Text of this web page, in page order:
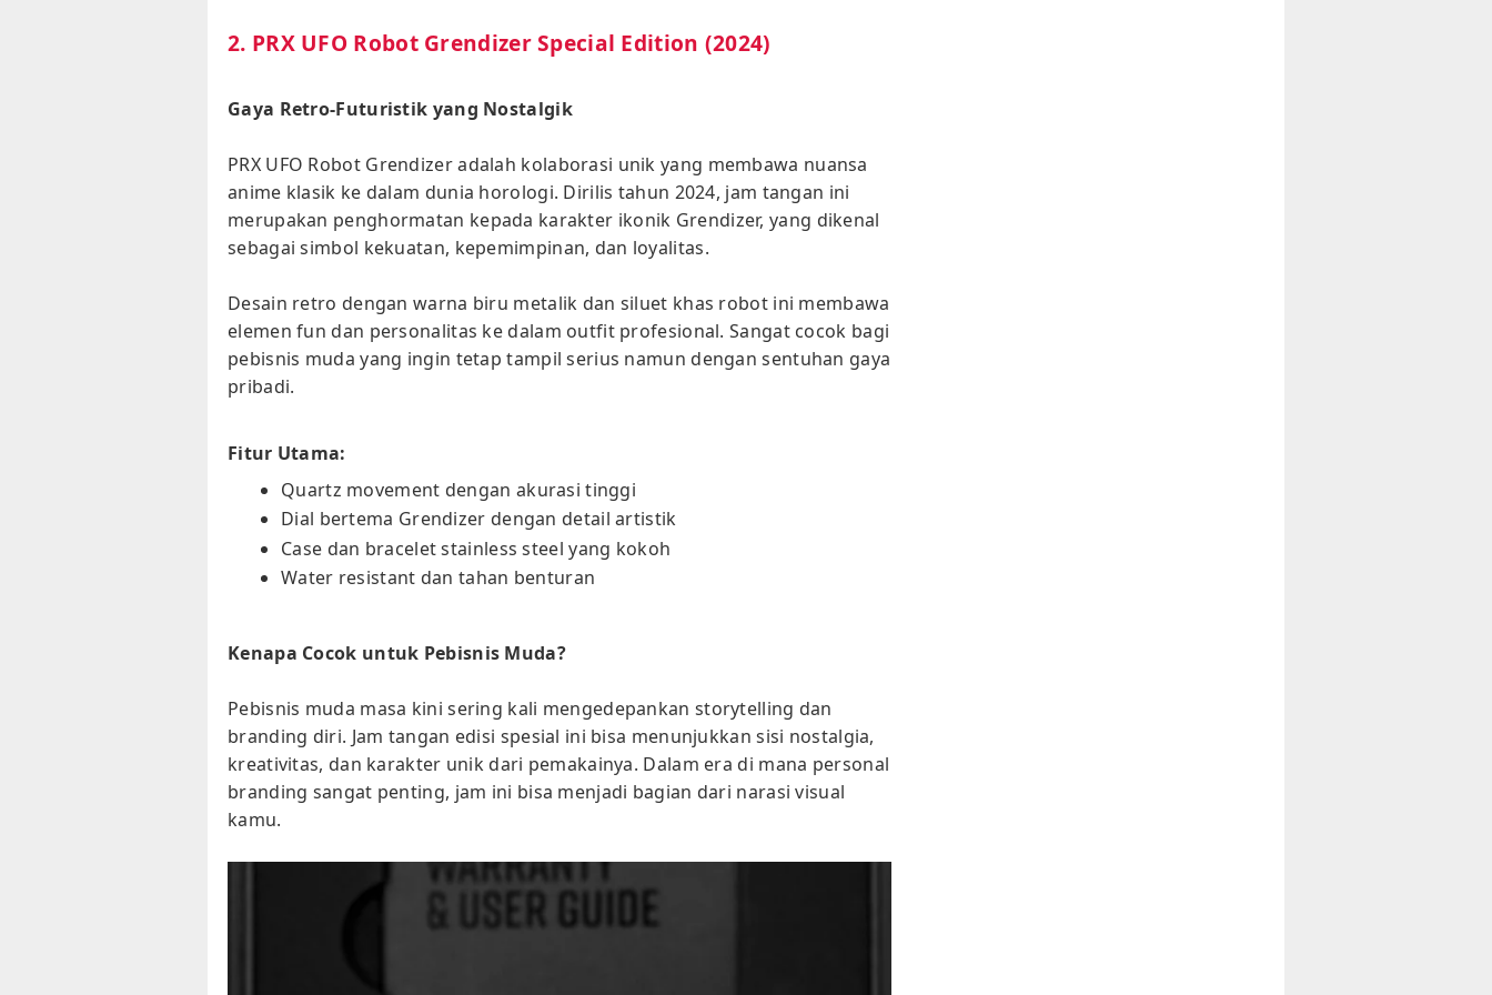
2. PRX UFO Robot Grendizer Special Edition (2024)
Gaya Retro-Futuristik yang Nostalgik
PRX UFO Robot Grendizer adalah kolaborasi unik yang membawa nuansa
anime klasik ke dalam dunia horologi. Dirilis tahun 2024, jam tangan ini
merupakan penghormatan kepada karakter ikonik Grendizer, yang dikenal
sebagai simbol kekuatan, kepemimpinan, dan loyalitas.
Desain retro dengan warna biru metalik dan siluet khas robot ini membawa
elemen fun dan personalitas ke dalam outfit profesional. Sangat cocok bagi
pebisnis muda yang ingin tetap tampil serius namun dengan sentuhan gaya
pribadi.
Fitur Utama:
Quartz movement dengan akurasi tinggi
Dial bertema Grendizer dengan detail artistik
Case dan bracelet stainless steel yang kokoh
Water resistant dan tahan benturan
Kenapa Cocok untuk Pebisnis Muda?
Pebisnis muda masa kini sering kali mengedepankan storytelling dan
branding diri. Jam tangan edisi spesial ini bisa menunjukkan sisi nostalgia,
kreativitas, dan karakter unik dari pemakainya. Dalam era di mana personal
branding sangat penting, jam ini bisa menjadi bagian dari narasi visual
kamu.